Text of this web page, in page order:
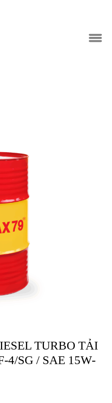
TURBO TẢI
4/SG / SAE 15W-